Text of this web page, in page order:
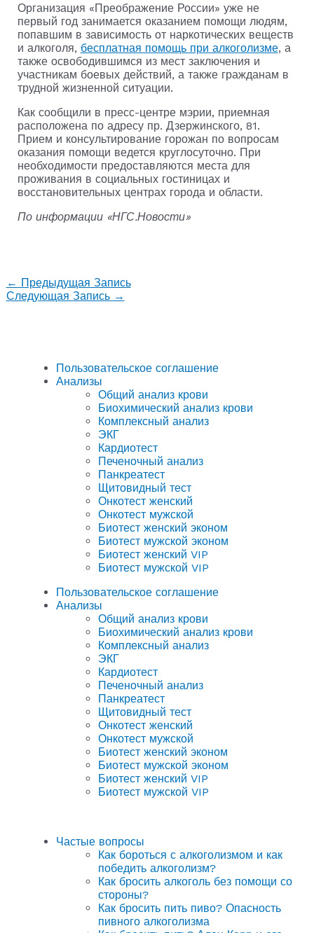
Организация «Преображение России» уже не
первый год занимается оказанием помощи людям,
попавшим в зависимость от наркотических веществ
и алкоголя, бесплатная помощь при алкоголизме, а
также освободившимся из мест заключения и
участникам боевых действий, а также гражданам в
трудной жизненной ситуации.
Как сообщили в пресс-центре мэрии, приемная
расположена по адресу пр. Дзержинского, 81.
Прием и консультирование горожан по вопросам
оказания помощи ведется круглосуточно. При
необходимости предоставляются места для
проживания в социальных гостиницах и
восстановительных центрах города и области.
По информации «НГС.Новости»
← Предыдущая Запись
Следующая Запись →
Пользовательское соглашение
Анализы
Общий анализ крови
Биохимический анализ крови
Комплексный анализ
ЭКГ
Кардиотест
Печеночный анализ
Панкреатест
Щитовидный тест
Онкотест женский
Онкотест мужской
Биотест женский эконом
Биотест мужской эконом
Биотест женский VIP
Биотест мужской VIP
Пользовательское соглашение
Анализы
Общий анализ крови
Биохимический анализ крови
Комплексный анализ
ЭКГ
Кардиотест
Печеночный анализ
Панкреатест
Щитовидный тест
Онкотест женский
Онкотест мужской
Биотест женский эконом
Биотест мужской эконом
Биотест женский VIP
Биотест мужской VIP
Частые вопросы
Как бороться с алкоголизмом и как
победить алкоголизм?
Как бросить алкоголь без помощи со
стороны?
Как бросить пить пиво? Опасность
пивного алкоголизма